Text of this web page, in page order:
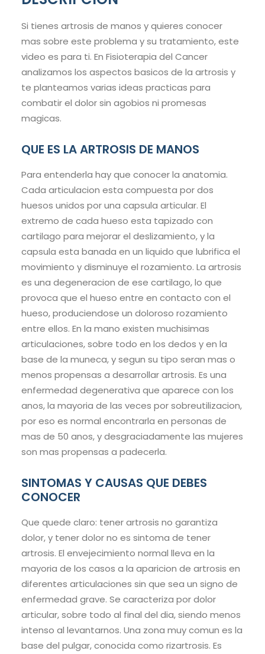
Si tienes artrosis de manos y quieres conocer
mas sobre este problema y su tratamiento, este
video es para ti. En Fisioterapia del Cancer
analizamos los aspectos basicos de la artrosis y
te planteamos varias ideas practicas para
combatir el dolor sin agobios ni promesas
magicas.
QUE ES LA ARTROSIS DE MANOS
Para entenderla hay que conocer la anatomia.
Cada articulacion esta compuesta por dos
huesos unidos por una capsula articular. El
extremo de cada hueso esta tapizado con
cartilago para mejorar el deslizamiento, y la
capsula esta banada en un liquido que lubrifica el
movimiento y disminuye el rozamiento. La artrosis
es una degeneracion de ese cartilago, lo que
provoca que el hueso entre en contacto con el
hueso, produciendose un doloroso rozamiento
entre ellos. En la mano existen muchisimas
articulaciones, sobre todo en los dedos y en la
base de la muneca, y segun su tipo seran mas o
menos propensas a desarrollar artrosis. Es una
enfermedad degenerativa que aparece con los
anos, la mayoria de las veces por sobreutilizacion,
por eso es normal encontrarla en personas de
mas de 50 anos, y desgraciadamente las mujeres
son mas propensas a padecerla.
SINTOMAS Y CAUSAS QUE DEBES
CONOCER
Que quede claro: tener artrosis no garantiza
dolor, y tener dolor no es sintoma de tener
artrosis. El envejecimiento normal lleva en la
mayoria de los casos a la aparicion de artrosis en
diferentes articulaciones sin que sea un signo de
enfermedad grave. Se caracteriza por dolor
articular, sobre todo al final del dia, siendo menos
intenso al levantarnos. Una zona muy comun es la
base del pulgar, conocida como rizartrosis. Es